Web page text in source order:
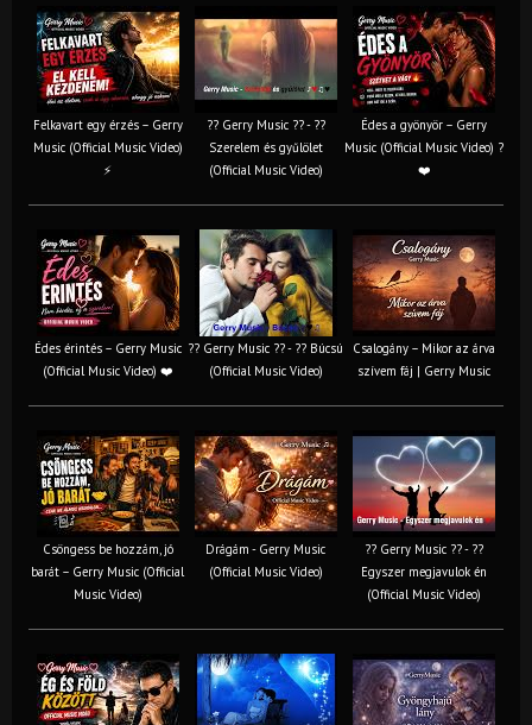
Felkavart egy érzés – Gerry
Music (Official Music Video)
⚡
?? Gerry Music ?? - ??
Szerelem és gyűlölet
(Official Music Video)
Édes a gyönyör – Gerry
Music (Official Music Video) ?
❤️
Édes érintés – Gerry Music
(Official Music Video) ❤️
?? Gerry Music ?? - ?? Búcsú
(Official Music Video)
Csalogány – Mikor az árva
szívem fáj | Gerry Music
Csöngess be hozzám, jó
barát – Gerry Music (Official
Music Video)
Drágám - Gerry Music
(Official Music Video)
?? Gerry Music ?? - ??
Egyszer megjavulok én
(Official Music Video)